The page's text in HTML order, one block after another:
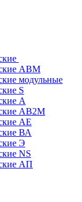
АВМ
модульные
S
А
АВ2М
АЕ
ВА
Э
NS
АП